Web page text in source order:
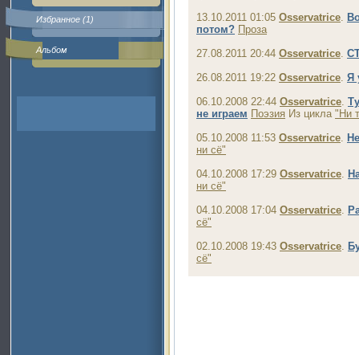
Избранное (1)
Альбом
13.10.2011 01:05 Osservatrice.
потом? Проза
27.08.2011 20:44 Osservatrice.
26.08.2011 19:22 Osservatrice. Я
06.10.2008 22:44 Osservatrice.
не играем Поэзия Из цикла "Ни
05.10.2008 11:53 Osservatrice.
ни сё"
04.10.2008 17:29 Osservatrice.
ни сё"
04.10.2008 17:04 Osservatrice.
сё"
02.10.2008 19:43 Osservatrice.
сё"